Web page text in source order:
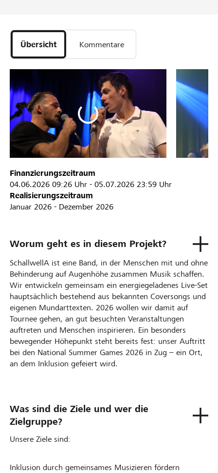
Übersicht Kommentare
Finanzierungszeitraum
04.06.2026 09:26 Uhr - 05.07.2026 23:59 Uhr
Realisierungszeitraum
Januar 2026 - Dezember 2026
Worum geht es in diesem Projekt?
SchallwellA ist eine Band, in der Menschen mit und ohne
Behinderung auf Augenhöhe zusammen Musik schaffen.
Wir entwickeln gemeinsam ein energiegeladenes Live-Set
hauptsächlich bestehend aus bekannten Coversongs und
eigenen Mundarttexten. 2026 wollen wir damit auf
Tournee gehen, an gut besuchten Veranstaltungen
auftreten und Menschen inspirieren. Ein besonders
bewegender Höhepunkt steht bereits fest: unser Auftritt
bei den National Summer Games 2026 in Zug – ein Ort,
an dem Inklusion gefeiert wird.
Was sind die Ziele und wer die
Zielgruppe?
Unsere Ziele sind:
Inklusion durch gemeinsames Musizieren fördern